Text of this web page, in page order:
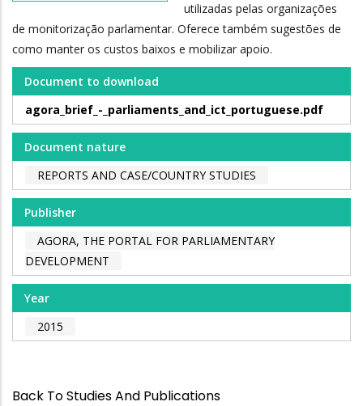
utilizadas pelas organizações
de monitorização parlamentar. Oferece também sugestões de
como manter os custos baixos e mobilizar apoio.
Document to download
agora_brief_-_parliaments_and_ict_portuguese.pdf
Document nature
REPORTS AND CASE/COUNTRY STUDIES
Publisher
AGORA, THE PORTAL FOR PARLIAMENTARY
DEVELOPMENT
Year
2015
Back To Studies And Publications